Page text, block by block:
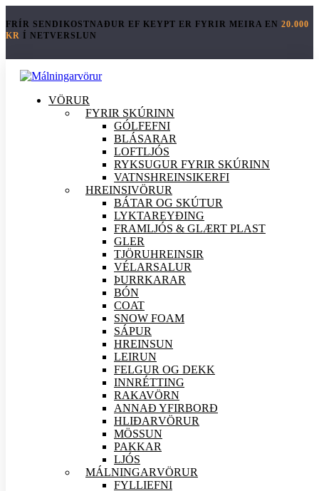
FRÍR SENDIKOSTNAÐUR EF KEYPT ER FYRIR MEIRA EN 20.000
KR Í NETVERSLUN
VÖRUR
FYRIR SKÚRINN
GÓLFEFNI
BLÁSARAR
LOFTLJÓS
RYKSUGUR FYRIR SKÚRINN
VATNSHREINSIKERFI
HREINSIVÖRUR
BÁTAR OG SKÚTUR
LYKTAREYÐING
FRAMLJÓS & GLÆRT PLAST
GLER
TJÖRUHREINSIR
VÉLARSALUR
ÞURRKARAR
BÓN
COAT
SNOW FOAM
SÁPUR
HREINSUN
LEIRUN
FELGUR OG DEKK
INNRÉTTING
RAKAVÖRN
ANNAÐ YFIRBORÐ
HLIÐARVÖRUR
MÖSSUN
PAKKAR
LJÓS
MÁLNINGARVÖRUR
FYLLIEFNI